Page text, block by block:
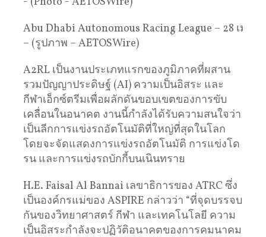
Abu Dhabi Autonomous Racing League – 28 เมษา
– (รูปภาพ – AETOSWire)
A2RL เป็นงานประเภทแรกของภูมิภาคที่ผสาน
รวมปัญญาประดิษฐ์ (AI) ความเป็นอิสระ และ
กีฬาเอ็กซ์ตรีมเพื่อผลักดันขอบเขตของการขับ
เคลื่อนในอนาคต งานนี้กำลังได้รับความสนใจว่า
เป็นลีกการแข่งรถอัตโนมัติที่ใหญ่ที่สุดในโลก
โดยจะจัดแสดงการแข่งรถอัตโนมัติ การแข่งโด
รน และการแข่งรถบักกี้บนเนินทราย
H.E. Faisal Al Bannai เลขาธิการของ ATRC ซึ่ง
เป็นองค์กรแม่ของ ASPIRE กล่าวว่า “ที่จุดบรรจบ
กันของวิทยาศาสตร์ กีฬา และเทคโนโลยี ความ
เป็นอิสระกำลังจะปฏิวัติอนาคตของการคมนาคม